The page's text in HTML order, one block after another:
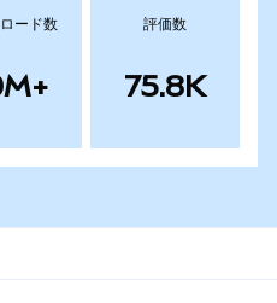
ード数 評価数
75.8K